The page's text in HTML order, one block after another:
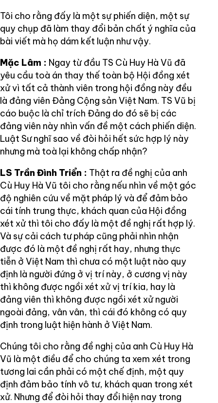
Tôi cho rằng đấy là một sự phiến diện, một sự
quy chụp đã làm thay đổi bản chất ý nghĩa của
bài viết mà họ dám kết luận như vậy.
Mặc Lâm : Ngay từ đầu TS Cù Huy Hà Vũ đã
yêu cầu toà án thay thế toàn bộ Hội đồng xét
xử vì tất cả thành viên trong hội đồng này đều
là đảng viên Đảng Cộng sản Việt Nam. TS Vũ bị
cáo buộc là chỉ trích Đảng do đó sẽ bị các
đảng viên này nhìn vấn đề một cách phiến diện.
Luật Sư nghĩ sao về đòi hỏi hết sức hợp lý này
nhưng mà toà lại không chấp nhận?
LS Trần Đình Triển : Thật ra đề nghị của anh
Cù Huy Hà Vũ tôi cho rằng nếu nhìn về một góc
độ nghiên cứu về mặt pháp lý và để đảm bảo
cái tính trung thực, khách quan của Hội đồng
xét xử thì tôi cho đấy là một đề nghị rất hợp lý.
Và sự cải cách tư pháp cũng phải nhìn nhận
được đó là một đề nghị rất hay, nhưng thực
tiễn ở Việt Nam thì chưa có một luật nào quy
định là người đứng ở vị trí này, ở cương vị này
thì không được ngồi xét xử vị trí kia, hay là
đảng viên thì không được ngồi xét xử người
ngoài đảng, vân vân, thì cái đó không có quy
định trong luật hiện hành ở Việt Nam.
Chúng tôi cho rằng đề nghị của anh Cù Huy Hà
Vũ là một điều để cho chúng ta xem xét trong
tương lai cần phải có một chế định, một quy
định đảm bảo tính vô tư, khách quan trong xét
xử. Nhưng để đòi hỏi thay đổi hiện nay trong